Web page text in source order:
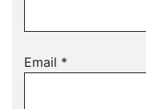
Email *